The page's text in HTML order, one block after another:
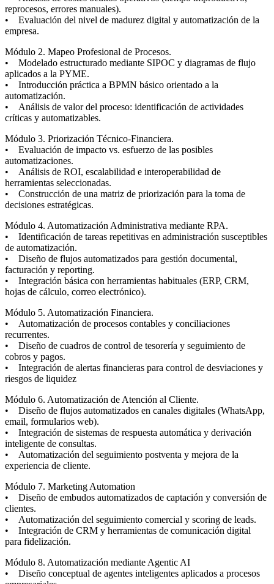
reprocesos, errores manuales).
• Evaluación del nivel de madurez digital y automatización de la
empresa.
Módulo 2. Mapeo Profesional de Procesos.
• Modelado estructurado mediante SIPOC y diagramas de flujo
aplicados a la PYME.
• Introducción práctica a BPMN básico orientado a la
automatización.
• Análisis de valor del proceso: identificación de actividades
críticas y automatizables.
Módulo 3. Priorización Técnico-Financiera.
• Evaluación de impacto vs. esfuerzo de las posibles
automatizaciones.
• Análisis de ROI, escalabilidad e interoperabilidad de
herramientas seleccionadas.
• Construcción de una matriz de priorización para la toma de
decisiones estratégicas.
Módulo 4. Automatización Administrativa mediante RPA.
• Identificación de tareas repetitivas en administración susceptibles
de automatización.
• Diseño de flujos automatizados para gestión documental,
facturación y reporting.
• Integración básica con herramientas habituales (ERP, CRM,
hojas de cálculo, correo electrónico).
Módulo 5. Automatización Financiera.
• Automatización de procesos contables y conciliaciones
recurrentes.
• Diseño de cuadros de control de tesorería y seguimiento de
cobros y pagos.
• Integración de alertas financieras para control de desviaciones y
riesgos de liquidez
Módulo 6. Automatización de Atención al Cliente.
• Diseño de flujos automatizados en canales digitales (WhatsApp,
email, formularios web).
• Integración de sistemas de respuesta automática y derivación
inteligente de consultas.
• Automatización del seguimiento postventa y mejora de la
experiencia de cliente.
Módulo 7. Marketing Automation
• Diseño de embudos automatizados de captación y conversión de
clientes.
• Automatización del seguimiento comercial y scoring de leads.
• Integración de CRM y herramientas de comunicación digital
para fidelización.
Módulo 8. Automatización mediante Agentic AI
• Diseño conceptual de agentes inteligentes aplicados a procesos